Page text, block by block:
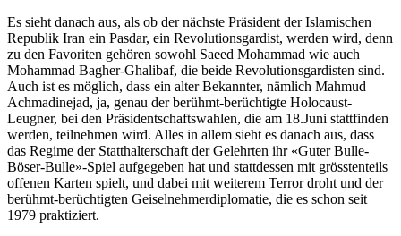
Es sieht danach aus, als ob der nächste Präsident der Islamischen
Republik Iran ein Pasdar, ein Revolutionsgardist, werden wird, denn
zu den Favoriten gehören sowohl Saeed Mohammad wie auch
Mohammad Bagher-Ghalibaf, die beide Revolutionsgardisten sind.
Auch ist es möglich, dass ein alter Bekannter, nämlich Mahmud
Achmadinejad, ja, genau der berühmt-berüchtigte Holocaust-
Leugner, bei den Präsidentschaftswahlen, die am 18.Juni stattfinden
werden, teilnehmen wird. Alles in allem sieht es danach aus, dass
das Regime der Statthalterschaft der Gelehrten ihr «Guter Bulle-
Böser-Bulle»-Spiel aufgegeben hat und stattdessen mit grösstenteils
offenen Karten spielt, und dabei mit weiterem Terror droht und der
berühmt-berüchtigten Geiselnehmerdiplomatie, die es schon seit
1979 praktiziert.